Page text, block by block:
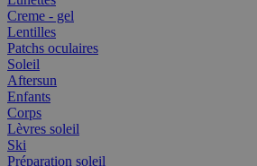
Creme - gel
Lentilles
Patchs oculaires
Soleil
Aftersun
Enfants
Corps
Lèvres soleil
Ski
Préparation soleil